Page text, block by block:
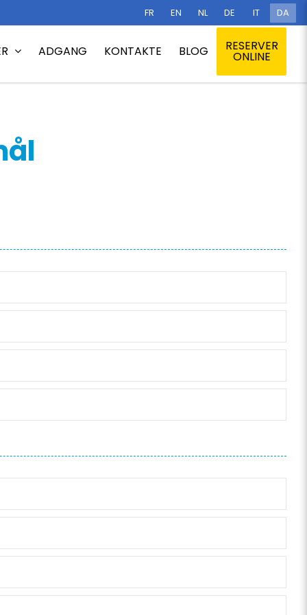
FR EN NL DE IT DA
ADGANG KONTAKTE BLOG RESERVER
ONLINE
Ofte stillede spørgsmål – FAQ